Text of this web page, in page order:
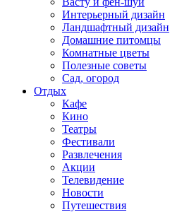
Интерьерный дизайн
Ландшафтный дизайн
Домашние питомцы
Комнатные цветы
Полезные советы
Сад, огород
Отдых
Кафе
Кино
Театры
Фестивали
Развлечения
Акции
Телевидение
Новости
Путешествия